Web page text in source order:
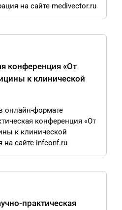
на сайте medivector.ru
конференция «От
к клинической
онлайн-формате
конференция «От
к клинической
на сайте infconf.ru
практическая